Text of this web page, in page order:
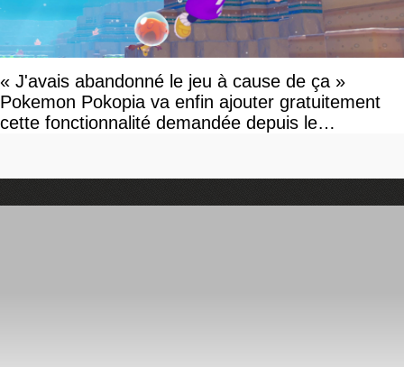
« J'avais abandonné le jeu à cause de ça »
Pokemon Pokopia va enfin ajouter gratuitement
cette fonctionnalité demandée depuis le